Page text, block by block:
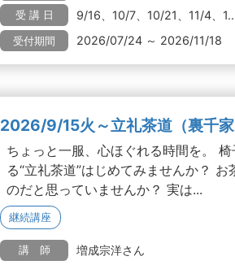
受 講 日 9/16、10/7、10/21、11/4、
受付期間 2026/07/24 ～ 2026/11/18
2026/9/15火～立礼茶道（裏千
ちょっと一服、心ほぐれる時間を。
る“立礼茶道”はじめてみませんか？
のだと思っていませんか？ 実は...
継続講座
講 師 増成宗洋さん